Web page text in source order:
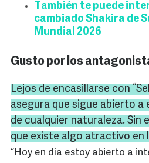
También te puede
cambiado Shakira de
Mundial 2026
Gusto por los
Lejos de encasillarse con
asegura que sigue abierto a
de cualquier naturaleza. Sin
que existe algo atractivo en
“Hoy en día estoy abierto a